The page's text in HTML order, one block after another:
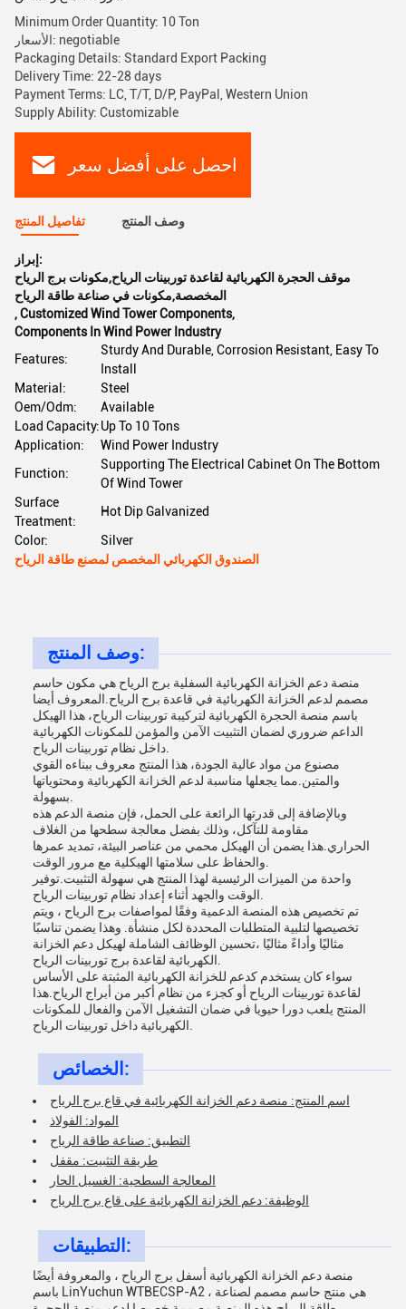
Minimum Order Quantity: 10 Ton
الأسعار: negotiable
Packaging Details: Standard Export Packing
Delivery Time: 22-28 days
Payment Terms: LC, T/T, D/P, PayPal, Western Union
Supply Ability: Customizable
احصل على أفضل سعر
تفاصيل المنتج وصف المنتج
إبراز:
موقف الحجرة الكهربائية لقاعدة توربينات الرياح,مكونات برج الرياح
المخصصة,مكونات في صناعة طاقة الرياح
,Customized Wind Tower Components,
Components In Wind Power Industry
Features:
Sturdy And Durable, Corrosion Resistant, Easy To
Install
Material:
Steel
Oem/Odm:
Available
Load Capacity:Up To 10 Tons
Application:
Wind Power Industry
Function:
Supporting The Electrical Cabinet On The Bottom
Of Wind Tower
Surface
Treatment:
Hot Dip Galvanized
Color:
Silver
الصندوق الكهربائي المخصص لمصنع طاقة الرياح
وصف المنتج:
منصة دعم الخزانة الكهربائية السفلية برج الرياح هي مكون حاسم
مصمم لدعم الخزانة الكهربائية في قاعدة برج الرياح.المعروف أيضا
باسم منصة الحجرة الكهربائية لتركيبة توربينات الرياح، هذا الهيكل
الداعم ضروري لضمان التثبيت الآمن والمؤمن للمكونات الكهربائية
مصنوع من مواد عالية الجودة، هذا المنتج معروف ببناءه القوي
والمتين.مما يجعلها مناسبة لدعم الخزانة الكهربائية ومحتوياتها
وبالإضافة إلى قدرتها الرائعة على الحمل، فإن منصة الدعم هذه
مقاومة للتآكل، وذلك بفضل معالجة سطحها من الغلاف
الحراري.هذا يضمن أن الهيكل محمي من عناصر البيئة، تمديد عمرها
واحدة من الميزات الرئيسية لهذا المنتج هي سهولة التثبيت.توفير
تم تخصيص هذه المنصة الدعمية وفقًا لمواصفات برج الرياح ، ويتم
تخصيصها لتلبية المتطلبات المحددة لكل منشأة. وهذا يضمن تناسبًا
مثاليًا وأداءً مثاليًا ،تحسين الوظائف الشاملة لهيكل دعم الخزانة
سواء كان يستخدم كدعم للخزانة الكهربائية المثبتة على الأساس
لقاعدة توربينات الرياح أو كجزء من نظام أكبر من أبراج الرياح.هذا
المنتج يلعب دورا حيويا في ضمان التشغيل الآمن والفعال للمكونات
الخصائص:
اسم المنتج: منصة دعم الخزانة الكهربائية في قاع برج الرياح
المواد: الفولاذ
التطبيق: صناعة طاقة الرياح
طريقة التثبيت: مقفل
المعالجة السطحية: الغسيل الحار
الوظيفة: دعم الخزانة الكهربائية على قاع برج الرياح
التطبيقات:
منصة دعم الخزانة الكهربائية أسفل برج الرياح ، والمعروفة أيضًا
باسم LinYuchun WTBECSP-A2 ، هي منتج حاسم مصمم لصناعة